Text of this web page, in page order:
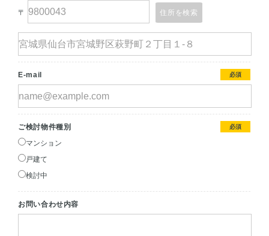
〒 住所を検索
E-mail 必須
ご検討物件種別 必須
マンション
戸建て
検討中
お問い合わせ内容